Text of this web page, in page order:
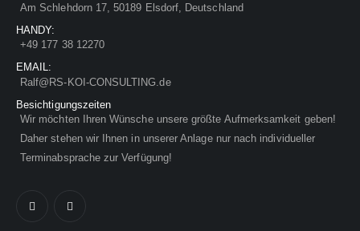
Am Schlehdorn 17, 50189 Elsdorf, Deutschland
HANDY:
+49 177 38 12270
EMAIL:
Ralf@RS-KOI-CONSULTING.de
Besichtigungszeiten
Wir möchten Ihren Wünsche unsere größte Aufmerksamkeit geben!
Daher stehen wir Ihnen in unserer Anlage nur nach individueller
Terminabsprache zur Verfügung!